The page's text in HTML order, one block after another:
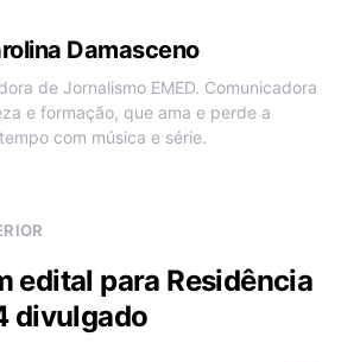
Damasceno
de Jornalismo EMED. Comunicadora
e formação, que ama e perde a
com música e série.
edital para Residência
divulgado